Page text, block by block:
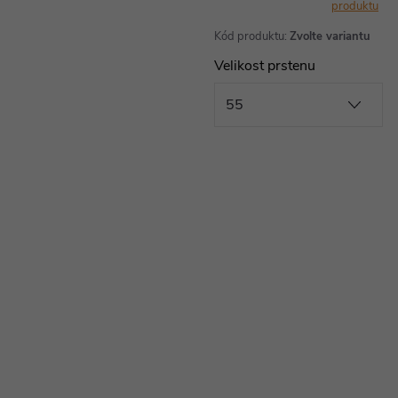
Kód produktu: Zvolte variantu
Velikost prstenu
produktu